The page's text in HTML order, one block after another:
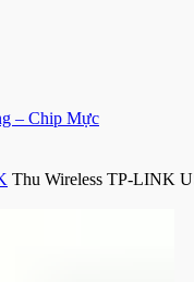
– Chip Mực
Thu Wireless TP-LINK